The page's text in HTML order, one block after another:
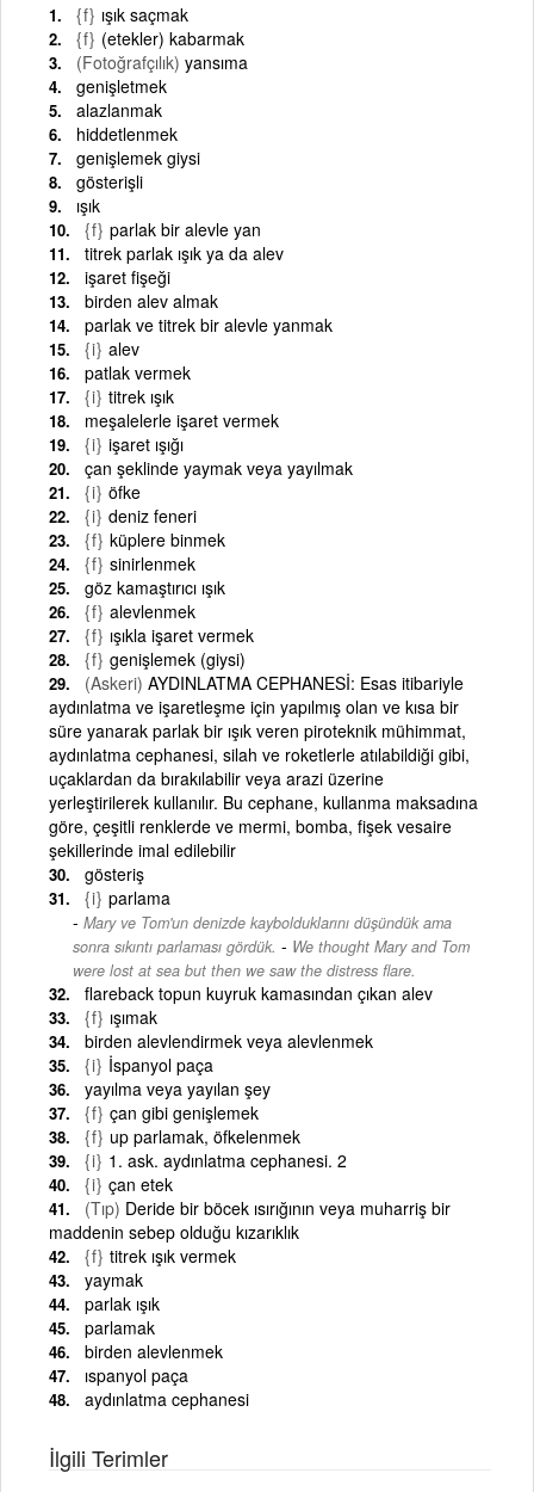
{f} ışık saçmak
{f} (etekler) kabarmak
(Fotoğrafçılık) yansıma
genişletmek
alazlanmak
hiddetlenmek
genişlemek giysi
gösterişli
ışık
{f} parlak bir alevle yan
titrek parlak ışık ya da alev
işaret fişeği
birden alev almak
parlak ve titrek bir alevle yanmak
{i} alev
patlak vermek
{i} titrek ışık
meşalelerle işaret vermek
{i} işaret ışığı
çan şeklinde yaymak veya yayılmak
{i} öfke
{i} deniz feneri
{f} küplere binmek
{f} sinirlenmek
göz kamaştırıcı ışık
{f} alevlenmek
{f} ışıkla işaret vermek
{f} genişlemek (giysi)
(Askeri) AYDINLATMA CEPHANESİ: Esas itibariyle
aydınlatma ve işaretleşme için yapılmış olan ve kısa bir
süre yanarak parlak bir ışık veren piroteknik mühimmat,
aydınlatma cephanesi, silah ve roketlerle atılabildiği gibi,
uçaklardan da bırakılabilir veya arazi üzerine
yerleştirilerek kullanılır. Bu cephane, kullanma maksadına
göre, çeşitli renklerde ve mermi, bomba, fişek vesaire
şekillerinde imal edilebilir
gösteriş
{i} parlama
Mary ve Tom'un denizde kaybolduklarını düşündük ama
sonra sıkıntı parlaması gördük. - We thought Mary and Tom
were lost at sea but then we saw the distress flare.
flareback topun kuyruk kamasından çıkan alev
{f} ışımak
birden alevlendirmek veya alevlenmek
{i} İspanyol paça
yayılma veya yayılan şey
{f} çan gibi genişlemek
{f} up parlamak, öfkelenmek
{i} 1. ask. aydınlatma cephanesi. 2
{i} çan etek
(Tıp) Deride bir böcek ısırığının veya muharriş bir
maddenin sebep olduğu kızarıklık
{f} titrek ışık vermek
yaymak
parlak ışık
parlamak
birden alevlenmek
ıspanyol paça
aydınlatma cephanesi
İlgili Terimler